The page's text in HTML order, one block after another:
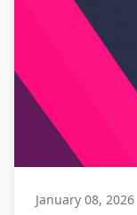
January 08, 2026